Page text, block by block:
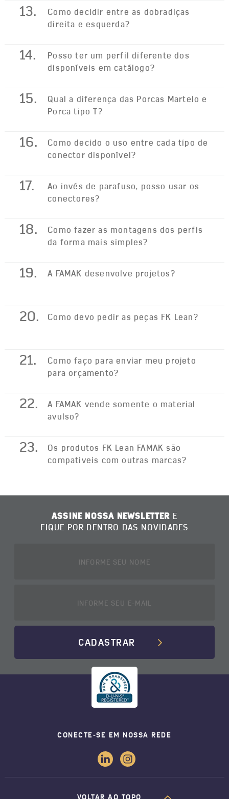
13.
Como decidir entre as dobradiças
direita e esquerda?
14.
Posso ter um perfil diferente dos
disponíveis em catálogo?
15.
Qual a diferença das Porcas Martelo e
Porca tipo T?
16.
Como decido o uso entre cada tipo de
conector disponível?
17.
Ao invés de parafuso, posso usar os
conectores?
18.
Como fazer as montagens dos perfis
da forma mais simples?
19. A FAMAK desenvolve projetos?
20. Como devo pedir as peças FK Lean?
21.
Como faço para enviar meu projeto
para orçamento?
22.
A FAMAK vende somente o material
avulso?
23.
Os produtos FK Lean FAMAK são
compativeis com outras marcas?
ASSINE NOSSA NEWSLETTER E
FIQUE POR DENTRO DAS NOVIDADES
CADASTRAR
CONECTE-SE EM NOSSA REDE
VOLTAR AO TOPO